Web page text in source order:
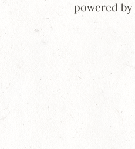
powered by